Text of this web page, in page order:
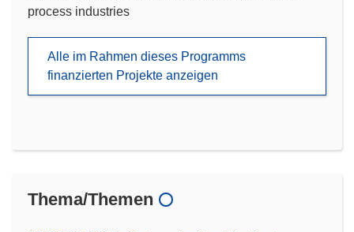
process industries
Alle im Rahmen dieses Programms
finanzierten Projekte anzeigen
Thema/Themen